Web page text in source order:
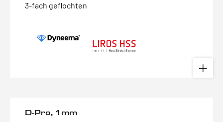
3-fach geflochten
D-Pro, 1mm